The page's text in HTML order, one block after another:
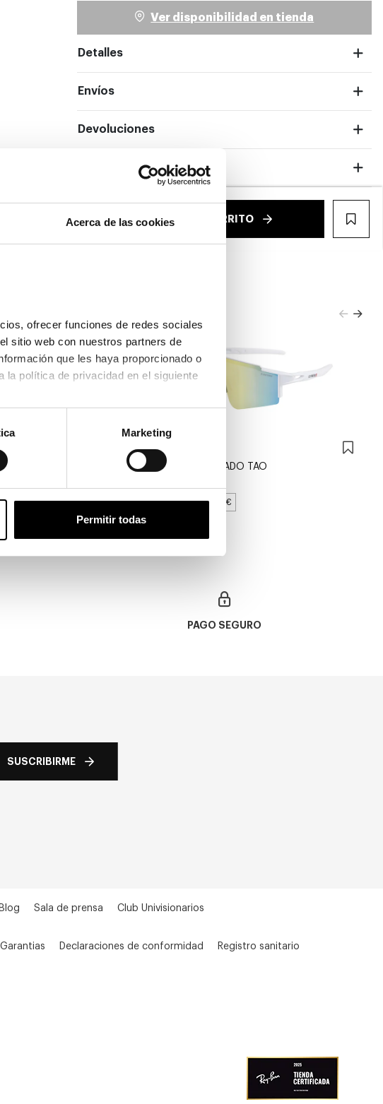
Acerca de las cookies
ofrecer funciones de redes sociales
sitio web con nuestros partners de
que les haya proporcionado o
Marketing
Permitir todas
Ver disponibilidad en tienda
Detalles
Envíos
Devoluciones
24,50€ AÑADIR AL CARRITO
Cristales incluidos
KYPERS TORNADO TAO
3 colores 2x39€
PAGO SEGURO
SUSCRIBIRME
Blog Sala de prensa Club Univisionarios
Garantias Declaraciones de conformidad Registro sanitario